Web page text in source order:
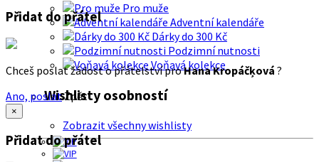
Pro muže
Adventní kalendáře
Dárky do 300 Kč
Podzimní nutnosti
Voňavá kolekce
Wishlisty osobností
Zobrazit všechny wishlisty
Přidat do přátel
Chceš poslat žádost o přátelství proHana Kropáčķová ?
Ano, poslatZpět
×
Přidat do přátel